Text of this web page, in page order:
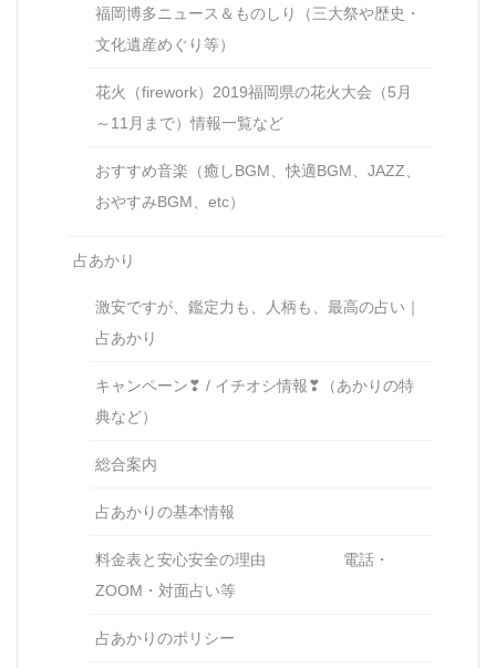
福岡博多ニュース＆ものしり（三大祭や歴史・
文化遺産めぐり等）
花火（firework）2019福岡県の花火大会（5月
～11月まで）情報一覧など
おすすめ音楽（癒しBGM、快適BGM、JAZZ、
おやすみBGM、etc）
占あかり
激安ですが、鑑定力も、人柄も、最高の占い｜
占あかり
キャンペーン❣ / イチオシ情報❣（あかりの特
典など）
総合案内
占あかりの基本情報
料金表と安心安全の理由 電話・
ZOOM・対面占い等
占あかりのポリシー